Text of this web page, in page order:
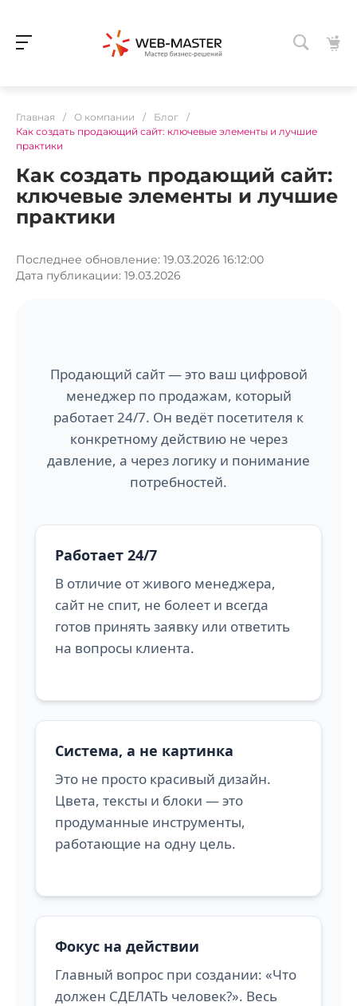
Главная / О компании / Блог
/
Как создать продающий сайт: ключевые элементы и лучшие
практики
Как создать продающий сайт:
ключевые элементы и лучшие
практики
Последнее обновление: 19.03.2026 16:12:00
Дата публикации: 19.03.2026
Продающий сайт — это ваш цифровой
менеджер по продажам, который
работает 24/7. Он ведёт посетителя к
конкретному действию не через
давление, а через логику и понимание
потребностей.
Работает 24/7
В отличие от живого менеджера,
сайт не спит, не болеет и всегда
готов принять заявку или ответить
на вопросы клиента.
Система, а не картинка
Это не просто красивый дизайн.
Цвета, тексты и блоки — это
продуманные инструменты,
работающие на одну цель.
Фокус на действии
Главный вопрос при создании: «Что
должен СДЕЛАТЬ человек?». Весь